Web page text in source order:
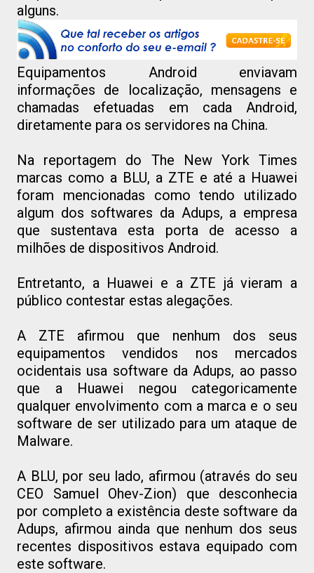
alguns.
Equipamentos Android enviavam
informações de localização, mensagens e
chamadas efetuadas em cada Android,
diretamente para os servidores na China.
Na reportagem do The New York Times
marcas como a BLU, a ZTE e até a Huawei
foram mencionadas como tendo utilizado
algum dos softwares da Adups, a empresa
que sustentava esta porta de acesso a
milhões de dispositivos Android.
Entretanto, a Huawei e a ZTE já vieram a
público contestar estas alegações.
A ZTE afirmou que nenhum dos seus
equipamentos vendidos nos mercados
ocidentais usa software da Adups, ao passo
que a Huawei negou categoricamente
qualquer envolvimento com a marca e o seu
software de ser utilizado para um ataque de
Malware.
A BLU, por seu lado, afirmou (através do seu
CEO Samuel Ohev-Zion) que desconhecia
por completo a existência deste software da
Adups, afirmou ainda que nenhum dos seus
recentes dispositivos estava equipado com
este software.